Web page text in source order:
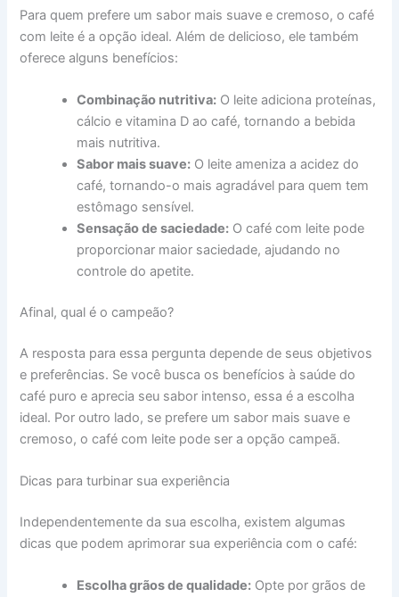
Para quem prefere um sabor mais suave e cremoso, o café
com leite é a opção ideal. Além de delicioso, ele também
oferece alguns benefícios:
Combinação nutritiva: O leite adiciona proteínas,
cálcio e vitamina D ao café, tornando a bebida
mais nutritiva.
Sabor mais suave: O leite ameniza a acidez do
café, tornando-o mais agradável para quem tem
estômago sensível.
Sensação de saciedade: O café com leite pode
proporcionar maior saciedade, ajudando no
controle do apetite.
Afinal, qual é o campeão?
A resposta para essa pergunta depende de seus objetivos
e preferências. Se você busca os benefícios à saúde do
café puro e aprecia seu sabor intenso, essa é a escolha
ideal. Por outro lado, se prefere um sabor mais suave e
cremoso, o café com leite pode ser a opção campeã.
Dicas para turbinar sua experiência
Independentemente da sua escolha, existem algumas
dicas que podem aprimorar sua experiência com o café:
Escolha grãos de qualidade: Opte por grãos de